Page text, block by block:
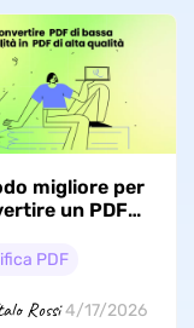
migliore per
un PDF
di alta
PDF
Rossi 4/17/2026